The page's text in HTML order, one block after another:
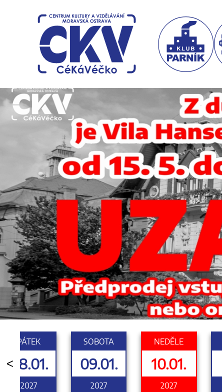
<
PÁTEK
08.01.
2027
SOBOTA
09.01.
2027
NEDĚLE
10.01.
2027